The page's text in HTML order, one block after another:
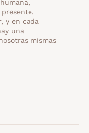
y en cada
una
mismas